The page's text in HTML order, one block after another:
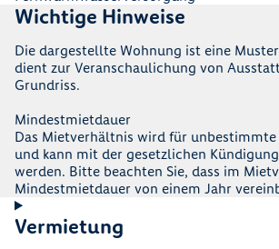
Wichtige Hinweise
Die dargestellte Wohnung ist eine
dient zur Veranschaulichung von
Grundriss.
Mindestmietdauer
Das Mietverhältnis wird für unbestimmte
und kann mit der gesetzlichen
werden. Bitte beachten Sie, dass im
Mindestmietdauer von einem Jahr
Vermietung